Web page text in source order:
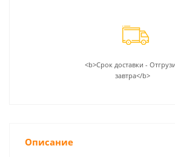
<b>Срок доставки -
завтра</b>
Описание